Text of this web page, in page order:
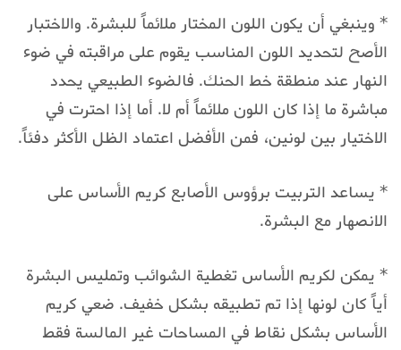
* وينبغي أن يكون اللون المختار ملائماً للبشرة. والاختبار
الأصح لتحديد اللون المناسب يقوم على مراقبته في ضوء
النهار عند منطقة خط الحنك. فالضوء الطبيعي يحدد
مباشرة ما إذا كان اللون ملائماً أم لا. أما إذا احترت في
الاختيار بين لونين، فمن الأفضل اعتماد الظل الأكثر دفئاً.
* يساعد التربيت برؤوس الأصابع كريم الأساس على
الانصهار مع البشرة.
* يمكن لكريم الأساس تغطية الشوائب وتمليس البشرة
أياً كان لونها إذا تم تطبيقه بشكل خفيف. ضعي كريم
الأساس بشكل نقاط في المساحات غير المالسة فقط